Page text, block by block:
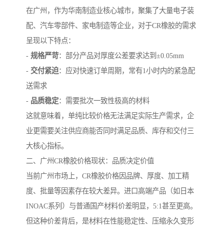
在广州，作为华南制造业核心城市，聚集了大量电子装
配、汽车零部件、家电制造等企业，对于CR橡胶的需求
呈现以下特点：
- 规格严苛：部分产品对厚度公差要求达到±0.05mm
- 交付紧迫：应对快速订单周期，常有1小时内的紧急配
送需求
- 品质稳定：需要批次一致性极高的材料
这就意味着，单纯比较价格无法满足实际生产需求，企
业更需要关注供应商能否同时满足品质、库存和交付三
大核心指标。
二、广州CR橡胶价格现状：品质决定价值
当前广州市场上，CR橡胶价格因品牌、厚度、加工精
度、批量等因素存在较大差异。进口高端产品（如日本
INOAC系列）与普通国产材料价差明显，5:1甚至更高。
但这种价差背后，是材料在性能稳定性、压缩永久变形